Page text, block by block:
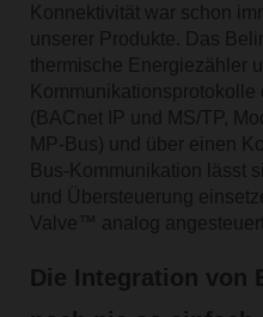
Konnektivität war schon
unserer Produkte. Das
thermische Energiezähler
Kommunikationsprotokolle
(BACnet IP und MS/TP,
MP-Bus) und über einen
Bus-Kommunikation lässt
und Übersteuerung
Valve™ analog
Die Integration von